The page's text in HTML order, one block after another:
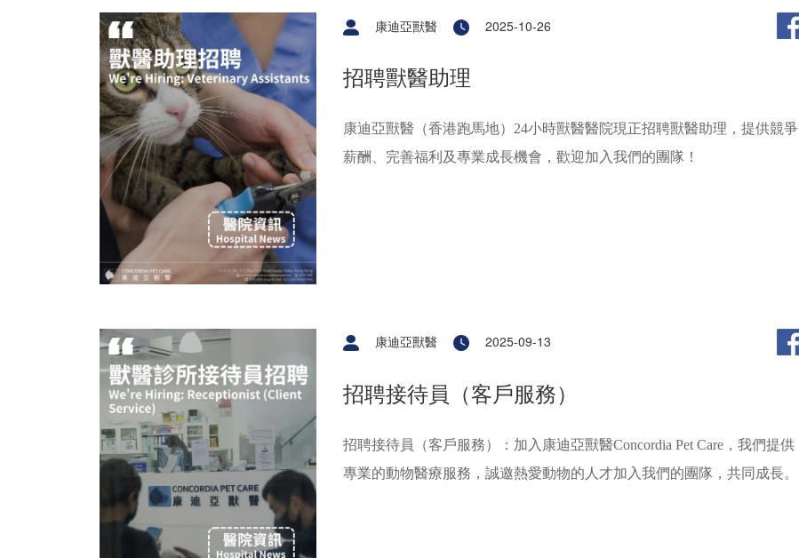
康迪亞獸醫 2025-10-26
招聘獸醫助理
康迪亞獸醫（香港跑馬地）24小時獸醫醫院現正招聘獸醫助理，提供競爭
薪酬、完善福利及專業成長機會，歡迎加入我們的團隊！
康迪亞獸醫 2025-09-13
招聘接待員（客戶服務）
招聘接待員（客戶服務）：加入康迪亞獸醫Concordia Pet Care，我們提供
專業的動物醫療服務，誠邀熱愛動物的人才加入我們的團隊，共同成長。